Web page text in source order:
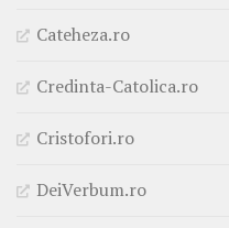
Cateheza.ro
Credinta-Catolica.ro
Cristofori.ro
DeiVerbum.ro